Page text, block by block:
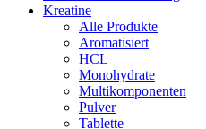
Kreatine
Alle Produkte
Aromatisiert
HCL
Monohydrate
Multikomponenten
Pulver
Tablette